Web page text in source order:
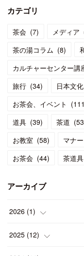
カテゴリ
茶会 (7) メディア
茶の湯コラム (8)
カルチャーセンター講
旅行 (34) 日本文化
お茶会、イベント (111
道具 (39) 茶道 (53
お教室 (58) マナー
お茶会 (44) 茶道具
アーカイブ
2026 (1)
(1)
2025 (12)